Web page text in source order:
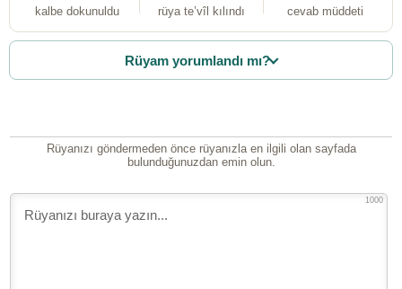
kalbe dokunuldu rüya te’vîl kılındı
cevab müddeti
Rüyam yorumlandı mı?
Rüyanızı göndermeden önce rüyanızla en ilgili olan sayfada
bulunduğunuzdan emin olun.
1000